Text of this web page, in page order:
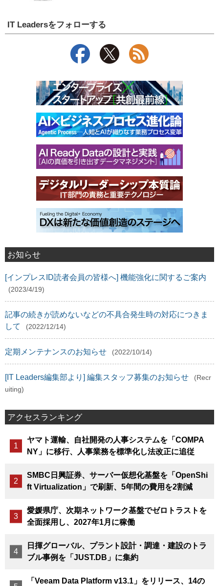
IT Leadersをフォローする
お知らせ
[インプレスID読者会員の皆様へ] 機能強化に関するご案内
(2023/4/19)
記事の続きが読めないなどの不具合発生時の対応につきま
して
(2022/12/14)
定期メンテナンスのお知らせ (2022/10/14)
[IT Leaders編集部より] 編集スタッフ募集のお知らせ
(Recr
uiting)
アクセスランキング
ヤマト運輸、自社開発の人事システムを「COMPA
NY」に移行、人事業務を標準化し法改正に追従
SMBC日興証券、サーバー仮想化基盤を「OpenShi
ft Virtualization」で刷新、5年間の費用を2割減
愛媛県庁、次期ネットワーク基盤でゼロトラストを
全面採用し、2027年1月に稼働
日揮グローバル、プラント設計・調達・建設のトラ
ブル事例を「JUST.DB」に集約
「Veeam Data Platform v13.1」をリリース、14の